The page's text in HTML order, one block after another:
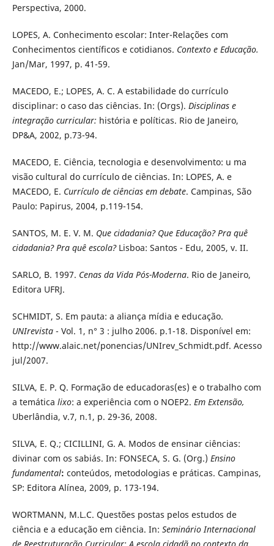
Perspectiva, 2000.
LOPES, A. Conhecimento escolar: Inter-Relações com
Conhecimentos científicos e cotidianos. Contexto e Educação.
Jan/Mar, 1997, p. 41-59.
MACEDO, E.; LOPES, A. C. A estabilidade do currículo
disciplinar: o caso das ciências. In: (Orgs). Disciplinas e
integração curricular: história e políticas. Rio de Janeiro,
DP&A, 2002, p.73-94.
MACEDO, E. Ciência, tecnologia e desenvolvimento: u ma
visão cultural do currículo de ciências. In: LOPES, A. e
MACEDO, E. Currículo de ciências em debate. Campinas, São
Paulo: Papirus, 2004, p.119-154.
SANTOS, M. E. V. M. Que cidadania? Que Educação? Pra quê
cidadania? Pra quê escola? Lisboa: Santos - Edu, 2005, v. II.
SARLO, B. 1997. Cenas da Vida Pós-Moderna. Rio de Janeiro,
Editora UFRJ.
SCHMIDT, S. Em pauta: a aliança mídia e educação.
UNIrevista - Vol. 1, n° 3 : julho 2006. p.1-18. Disponível em:
http://www.alaic.net/ponencias/UNIrev_Schmidt.pdf. Acesso
jul/2007.
SILVA, E. P. Q. Formação de educadoras(es) e o trabalho com
a temática lixo: a experiência com o NOEP2. Em Extensão,
Uberlândia, v.7, n.1, p. 29-36, 2008.
SILVA, E. Q.; CICILLINI, G. A. Modos de ensinar ciências:
divinar com os sabiás. In: FONSECA, S. G. (Org.) Ensino
fundamental: conteúdos, metodologias e práticas. Campinas,
SP: Editora Alínea, 2009, p. 173-194.
WORTMANN, M.L.C. Questões postas pelos estudos de
ciência e a educação em ciência. In: Seminário Internacional